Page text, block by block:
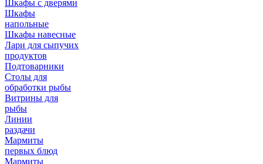
Шкафы с дверями
Шкафы
напольные
Шкафы навесные
Лари для сыпучих
продуктов
Подтоварники
Столы для
обработки рыбы
Витрины для
рыбы
Линии
раздачи
Мармиты
первых блюд
Мармиты